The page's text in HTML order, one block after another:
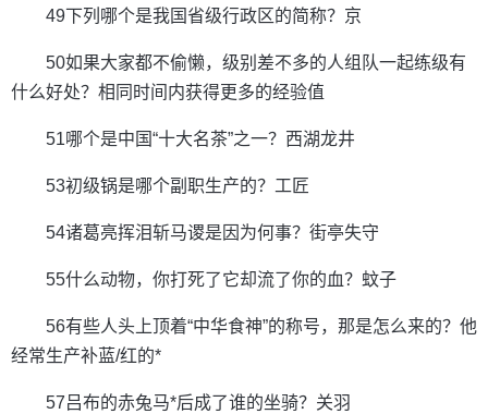
49下列哪个是我国省级行政区的简称？京
50如果大家都不偷懒，级别差不多的人组队一起练级有
什么好处？相同时间内获得更多的经验值
51哪个是中国“十大名茶”之一？西湖龙井
53初级锅是哪个副职生产的？工匠
54诸葛亮挥泪斩马谡是因为何事？街亭失守
55什么动物，你打死了它却流了你的血？蚊子
56有些人头上顶着“中华食神”的称号，那是怎么来的？他
经常生产补蓝/红的*
57吕布的赤兔马*后成了谁的坐骑？关羽